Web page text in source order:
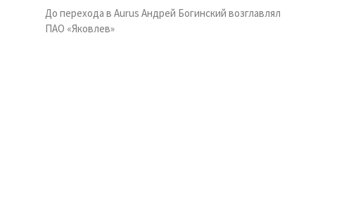
АвторыДо перехода в Aurus Андрей Богинский возглавлял
ПАО «Яковлев»